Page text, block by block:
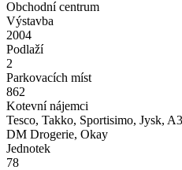
Obchodní centrum
Výstavba
2004
Podlaží
2
Parkovacích míst
862
Kotevní nájemci
Tesco, Takko, Sportisimo, Jysk,
DM Drogerie, Okay
Jednotek
78